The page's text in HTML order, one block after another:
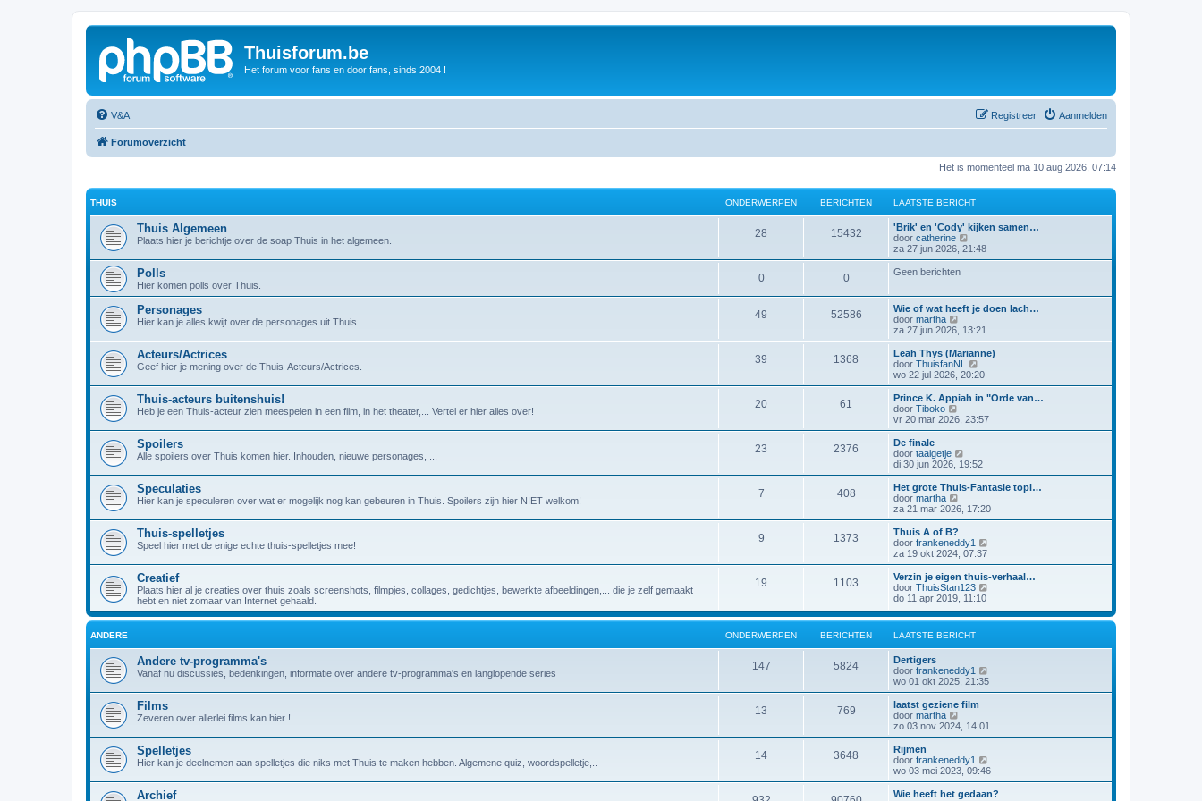
Thuisforum.be
Het forum voor fans en door fans, sinds 2004 !
V&A Aanmelden
Registreer
Forumoverzicht
Het is momenteel ma 10 aug 2026, 07:14
THUIS ONDERWERPEN BERICHTEN LAATSTE BERICHT
Thuis Algemeen
Plaats hier je berichtje over de soap Thuis in het algemeen.
28 15432
'Brik' en 'Cody' kijken samen…
door catherine
e
k
l
a
t
s
t
e
b
e
r
c
h
za 27 jun 2026, 21:48
Polls
Hier komen polls over Thuis.
0 0 Geen berichten
Personages
Hier kan je alles kwijt over de personages uit Thuis.
49 52586
Wie of wat heeft je doen lach…
door martha
e
k
i
j
k
a
a
t
s
b
e
r
i
h
t
za 27 jun 2026, 13:21
Acteurs/Actrices
Geef hier je mening over de Thuis-Acteurs/Actrices.
39 1368
Leah Thys (Marianne)
door ThuisfanNL
e
k
i
k
t
s
e
e
r
c
h
t
wo 22 jul 2026, 20:20
Thuis-acteurs buitenshuis!
Heb je een Thuis-acteur zien meespelen in een film, in het theater,... Vertel er hier alles over!
20 61
Prince K. Appiah in "Orde van…
door Tiboko
e
k
j
k
a
a
t
s
b
e
r
i
c
h
t
vr 20 mar 2026, 23:57
Spoilers
Alle spoilers over Thuis komen hier. Inhouden, nieuwe personages, ...
23 2376
De finale
door taaigetje
e
k
i
k
a
t
s
e
b
e
r
i
c
di 30 jun 2026, 19:52
Speculaties
Hier kan je speculeren over wat er mogelijk nog kan gebeuren in Thuis. Spoilers zijn hier NIET welkom!
7 408
Het grote Thuis-Fantasie topi…
door martha
e
k
j
k
l
a
t
s
t
e
b
e
i
c
h
t
za 21 mar 2026, 17:20
Thuis-spelletjes
Speel hier met de enige echte thuis-spelletjes mee!
9 1373
Thuis A of B?
door frankeneddy1
k
a
s
b
e
h
za 19 okt 2024, 07:37
Creatief
Plaats hier al je creaties over thuis zoals screenshots, filmpjes, collages, gedichtjes, bewerkte afbeeldingen,... die je zelf gemaakt
hebt en niet zomaar van Internet gehaald.
19 1103
Verzin je eigen thuis-verhaal…
door ThuisStan123
i
l
t
s
e
c
h
t
do 11 apr 2019, 11:10
ANDERE ONDERWERPEN BERICHTEN LAATSTE BERICHT
Andere tv-programma's
Vanaf nu discussies, bedenkingen, informatie over andere tv-programma's en langlopende series
147 5824
Dertigers
door frankeneddy1
e
k
t
s
e
wo 01 okt 2025, 21:35
Films
Zeveren over allerlei films kan hier !
13 769
laatst geziene film
door martha
e
k
j
k
zo 03 nov 2024, 14:01
Spelletjes
Hier kan je deelnemen aan spelletjes die niks met Thuis te maken hebben. Algemene quiz, woordspelletje,..
14 3648
Rijmen
door frankeneddy1
e
k
i
wo 03 mei 2023, 09:46
Archief
Wie heeft het gedaan?